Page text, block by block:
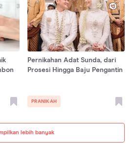
lebih banyak
Pernikahan Adat Sunda, dari
Prosesi Hingga Baju Pengantin
PRANIKAH